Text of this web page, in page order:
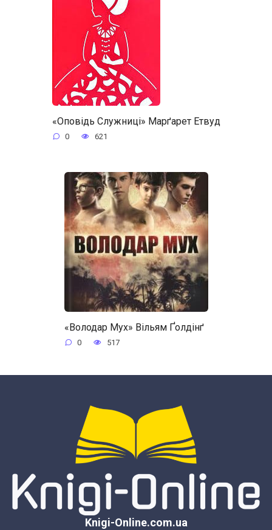
«Оповідь Служниці» Марґарет Етвуд
0 621
«Володар Мух» Вільям Ґолдінґ
0 517
Knigi-Online.com.ua